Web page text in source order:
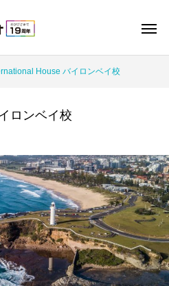
House バイロンベイ校
ロンベイ校